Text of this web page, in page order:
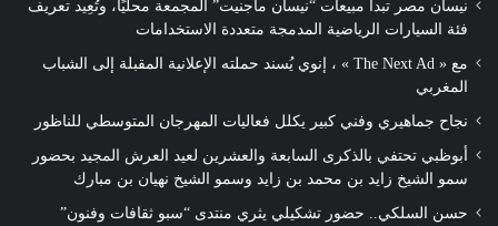
نيسان مصر تبدأ مبيعات “نيسان ماجنيت” المجمعة محليًا، وتُعِيد تعريف
فئة السيارات الرياضية المدمجة متعددة الاستخدامات
مع « The Next Ad » ، إنوي يُسند حملته الإعلانية المقبلة إلى الشباب
المغربي
نجاح جماهيري وفني كبير يكلل فعاليات المهرجان المتوسطي للناظور
أبوظبي تحتفي بالذكرى السابعة والعشرين لعيد العرش المجيد بحضور
سمو الشيخ زايد بن محمد بن زايد وسمو الشيخ نهيان بن مبارك
حسن السلكي.. حضور تشكيلي يثري منتدى “سبو ثقافات وفنون”